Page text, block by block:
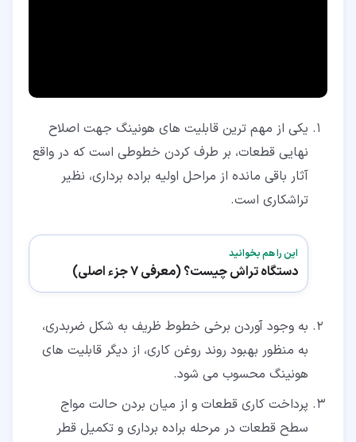
یکی از مهم ترین قابلیت های هونینگ جهت اصلاح
نهایی قطعات، بر طرف کردن خطوطی است که در واقع
آثار باقی مانده از مراحل اولیه براده برداری، نظیر
تراشکاری است.
این را هم بخوانید
دستگاه تراش چیست؟ (معرفی 7 جزء اصلی)
به وجود آوردن برخی خطوط ظریف به شکل ضربدری،
به منظور بهبود روند روغن کاری، از دیگر قابلیت های
هونینگ محسوب می شود.
پرداخت کاری قطعات و از میان بردن حالت مواج
سطح قطعات در مرحله براده برداری و تکمیل قطر